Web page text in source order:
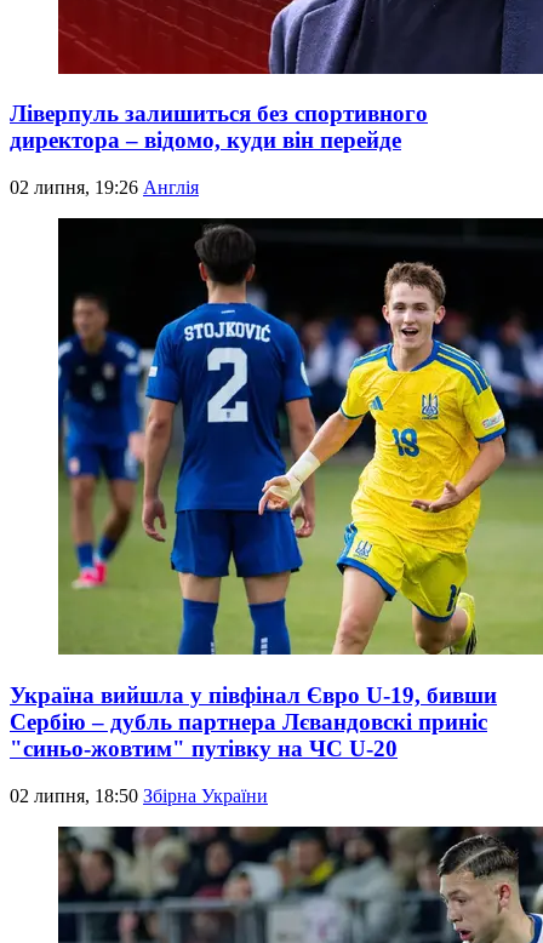
Ліверпуль залишиться без спортивного
директора – відомо, куди він перейде
02 липня, 19:26 Англія
Україна вийшла у півфінал Євро U-19, бивши
Сербію – дубль партнера Лєвандовскі приніс
"синьо-жовтим" путівку на ЧС U-20
02 липня, 18:50 Збірна України